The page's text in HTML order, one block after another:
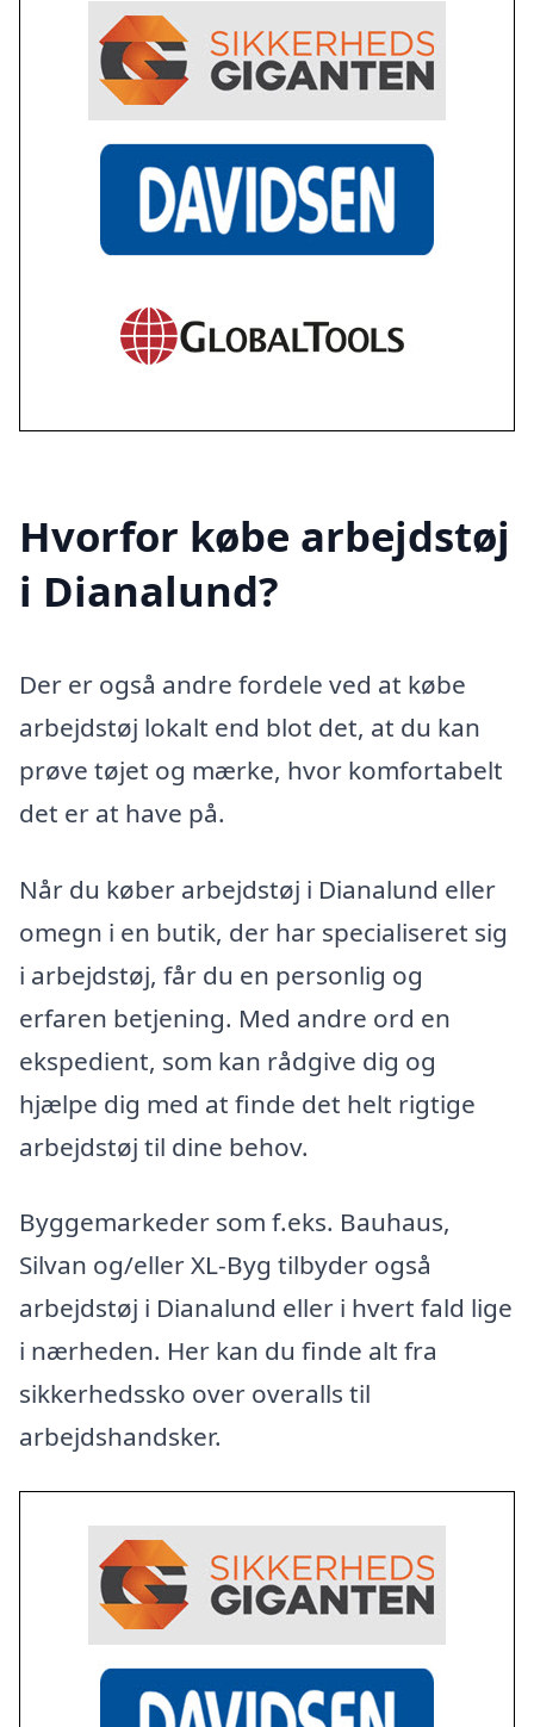
Hvorfor købe arbejdstøj
i Dianalund?
Der er også andre fordele ved at købe
arbejdstøj lokalt end blot det, at du kan
prøve tøjet og mærke, hvor komfortabelt
det er at have på.
Når du køber arbejdstøj i Dianalund eller
omegn i en butik, der har specialiseret sig
i arbejdstøj, får du en personlig og
erfaren betjening. Med andre ord en
ekspedient, som kan rådgive dig og
hjælpe dig med at finde det helt rigtige
arbejdstøj til dine behov.
Byggemarkeder som f.eks. Bauhaus,
Silvan og/eller XL-Byg tilbyder også
arbejdstøj i Dianalund eller i hvert fald lige
i nærheden. Her kan du finde alt fra
sikkerhedssko over overalls til
arbejdshandsker.